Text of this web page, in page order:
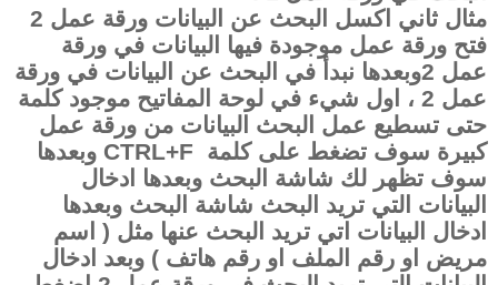
مثال ثاني اكسل البحث عن البيانات ورقة عمل 2
فتح ورقة عمل موجودة فيها البيانات في ورقة
عمل 2وبعدها نبدأ في البحث عن البيانات في ورقة
عمل 2 ، اول شيء في لوحة المفاتيح موجود كلمة
حتى تسطيع عمل البحث البيانات من ورقة عمل
كبيرة سوف تضغط على كلمة CTRL+F وبعدها
سوف تظهر لك شاشة البحث وبعدها ادخال
البيانات التي تريد البحث شاشة البحث وبعدها
ادخال البيانات اتي تريد البحث عنها مثل ( اسم
مريض او رقم الملف او رقم هاتف ) وبعد ادخال